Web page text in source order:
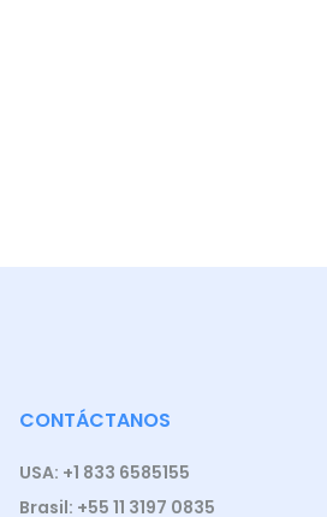
CONTÁCTANOS
USA: +1 833 6585155
Brasil: +55 11 3197 0835